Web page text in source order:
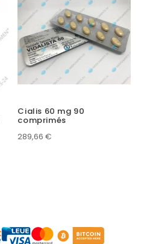
Cialis 60 mg 90
comprimés
289,66€